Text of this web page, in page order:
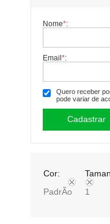
Nome*:
Email*:
Quero receber
pode variar de
Cor:
PadrÃo
1